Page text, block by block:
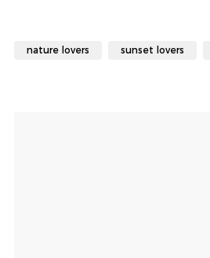
nature lovers sunset lovers